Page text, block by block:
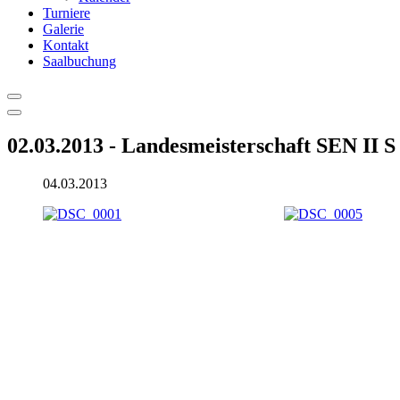
Turniere
Galerie
Kontakt
Saalbuchung
02.03.2013 - Landesmeisterschaft SEN II S
04.03.2013